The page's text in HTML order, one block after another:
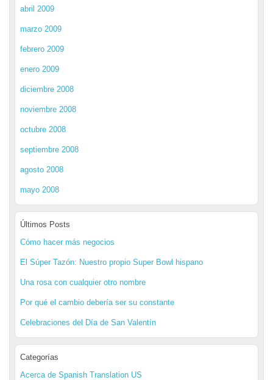
abril 2009
marzo 2009
febrero 2009
enero 2009
diciembre 2008
noviembre 2008
octubre 2008
septiembre 2008
agosto 2008
mayo 2008
Últimos Posts
Cómo hacer más negocios
El Súper Tazón: Nuestro propio Super Bowl hispano
Una rosa con cualquier otro nombre
Por qué el cambio debería ser su constante
Celebraciones del Día de San Valentín
Categorías
Acerca de Spanish Translation US